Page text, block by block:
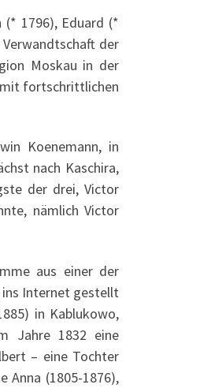
1796), Eduard (*
der
Moskau in der
mit fortschrittlichen
Koenemann, in
nach Kaschira,
der drei, Victor
nämlich Victor
aus einer der
ins Internet gestellt
in Kablukowo,
Jahre 1832 eine
– eine Tochter
Anna (1805-1876),